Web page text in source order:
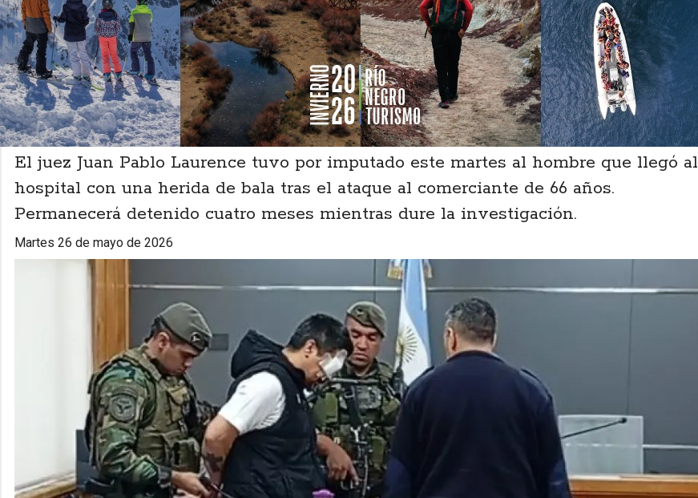
Homicidio en ocasión de robo
Formularon cargos a Franco Alí González
por el homicidio de Elías Miguel y le
dictaron prisión preventiva
El juez Juan Pablo Laurence tuvo por imputado este martes al hombre que llegó al
hospital con una herida de bala tras el ataque al comerciante de 66 años.
Permanecerá detenido cuatro meses mientras dure la investigación.
martes 26 de mayo de 2026